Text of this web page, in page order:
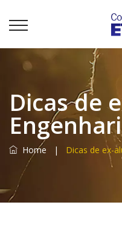
Dicas de
Home | Dicas de ex-